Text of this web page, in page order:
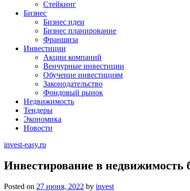
Стейкинг
Бизнес
Бизнес идеи
Бизнес планирование
Франшиза
Инвестиции
Акции компаний
Венчурные инвестиции
Обучение инвестициям
Законодательство
Фондовый рынок
Недвижимость
Тендеры
Экономика
Новости
invest-easy.ru
Инвестирование в недвижимость
Posted on 27 июня, 2022 by invest